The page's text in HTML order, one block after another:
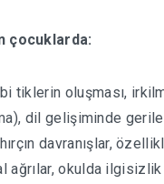
çocuklarda:
tiklerin oluşması,
dil gelişiminde
davranışlar,
okulda ilgisizlik